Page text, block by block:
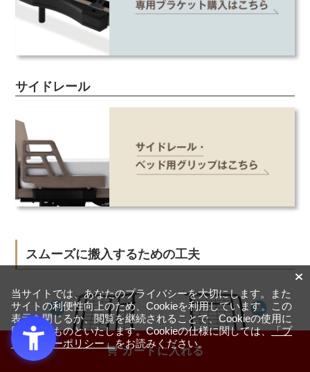
カートに入れる
サイドレール
スムーズに搬入するための工夫
当サイトでは、あなたのプライバシーを大切にします。また
サイトの利便性向上のため、Cookieを利用しています。この
表示を閉じるか、閲覧を継続されることで、Cookieの使用に
同意するものといたします。Cookieの仕様に関しては、「プ
ライバシーポリシー」をお読みください。